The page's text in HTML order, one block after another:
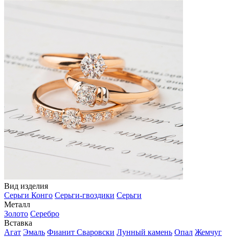
Вид изделия
Серьги Конго Серьги-гвоздики Серьги
Металл
Золото Серебро
Вставка
Агат Эмаль Фианит Сваровски Лунный камень Опал Жемчуг